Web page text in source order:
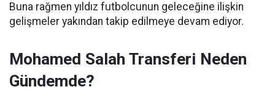
Buna rağmen yıldız futbolcunun geleceğine ilişkin
gelişmeler yakından takip edilmeye devam ediyor.
Mohamed Salah Transferi Neden
Gündemde?